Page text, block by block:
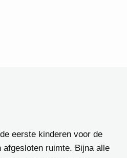
eerste kinderen voor de
ruimte. Bijna alle